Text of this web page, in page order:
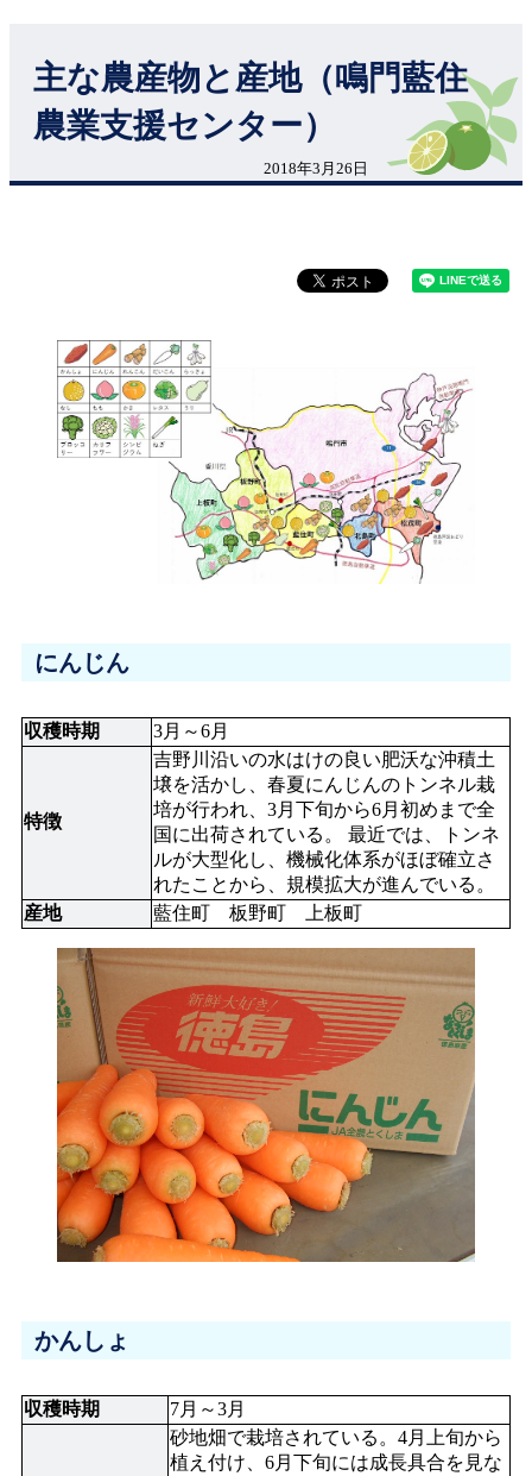
主な農産物と産地（鳴門藍住
農業支援センター）
2018年3月26日
にんじん
収穫時期 3月～6月
特徴
吉野川沿いの水はけの良い肥沃な沖積土
壌を活かし、春夏にんじんのトンネル栽
培が行われ、3月下旬から6月初めまで全
国に出荷されている。 最近では、トンネ
ルが大型化し、機械化体系がほぼ確立さ
れたことから、規模拡大が進んでいる。
産地
藍住町　板野町　上板町
かんしょ
収穫時期 7月～3月
砂地畑で栽培されている。4月上旬から
植え付け、6月下旬には成長具合を見な